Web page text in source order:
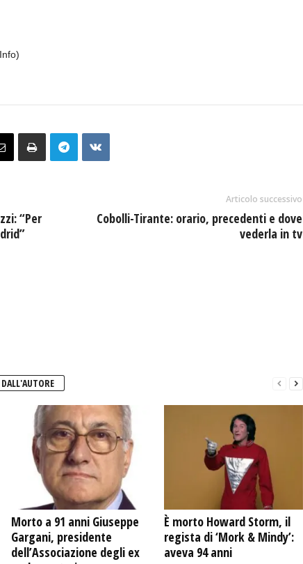
“Per
Articolo successivo
Cobolli-Tirante: orario, precedenti e dove
vederla in tv
Morto a 91 anni Giuseppe
Gargani, presidente
dell’Associazione degli ex
È morto Howard Storm, il
regista di ‘Mork & Mindy’:
aveva 94 anni